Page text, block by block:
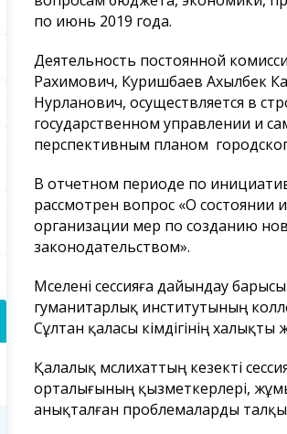
Астана қаласы
тұрғындарының және Астана
қаласы мәслихатының
сегізінші сайланым
Бюджеттік
паспорты
по июнь 2019 года.
Деятельность постоянной
Рахимович, Куришбаев Ахылбек
Нурланович, осуществляется в
государственном управлении и
перспективным планом
В отчетном периоде по
рассмотрен вопрос «О состоянии
организации мер по созданию
законодательством».
Мәселені сессияға дайындау
гуманитарлық институтының
Сұлтан қаласы әкімдігінің
Қалалық мәслихаттың кезекті
орталығының қызметкерлері,
анықталған проблемаларды